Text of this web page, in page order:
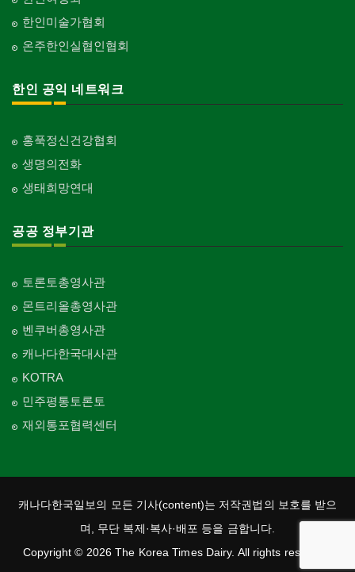
한인미술가협회
온주한인실협인협회
한인 공익 네트워크
홍푹정신건강협회
생명의전화
생태희망연대
공공 정부기관
토론토총영사관
몬트리올총영사관
벤쿠버총영사관
캐나다한국대사관
KOTRA
민주평통토론토
재외통포협력센터
캐나다한국일보의 모든 기사(content)는 저작권법의 보호를 받으
며, 무단 복제·복사·배포 등을 금합니다.
Copyright © 2026 The Korea Times Dairy. All rights reserved.